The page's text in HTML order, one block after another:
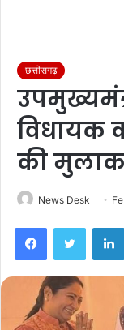
छत्तीसगढ़
विधायक
की
News Desk